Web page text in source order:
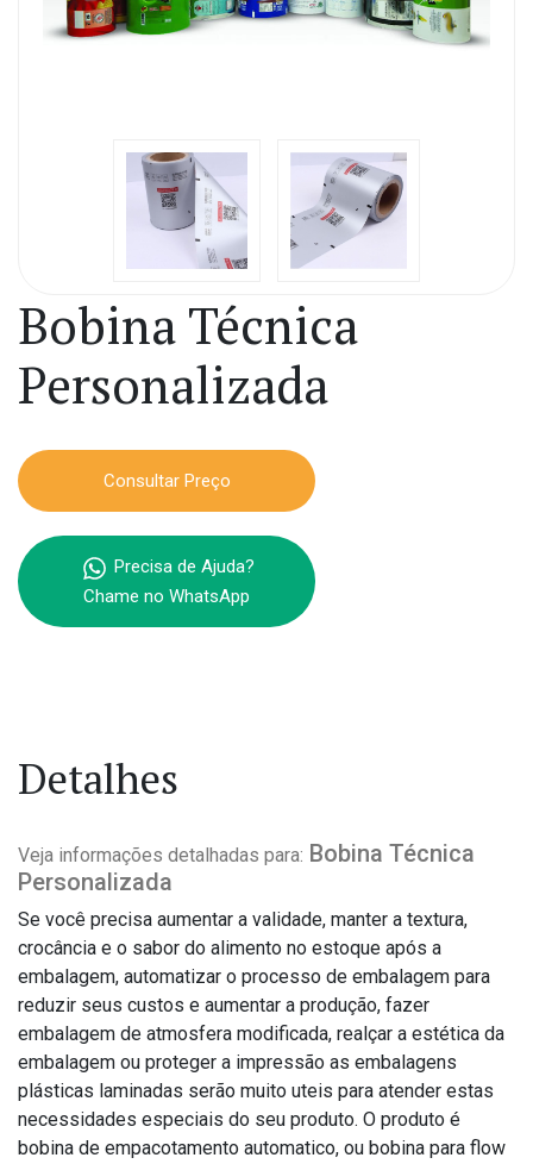
Bobina Técnica
Personalizada
Consultar Preço
Precisa de Ajuda?
Chame no WhatsApp
Detalhes
Veja informações detalhadas para: Bobina Técnica
Personalizada
Se você precisa aumentar a validade, manter a textura,
crocância e o sabor do alimento no estoque após a
embalagem, automatizar o processo de embalagem para
reduzir seus custos e aumentar a produção, fazer
embalagem de atmosfera modificada, realçar a estética da
embalagem ou proteger a impressão as embalagens
plásticas laminadas serão muito uteis para atender estas
necessidades especiais do seu produto. O produto é
bobina de empacotamento automatico, ou bobina para flow